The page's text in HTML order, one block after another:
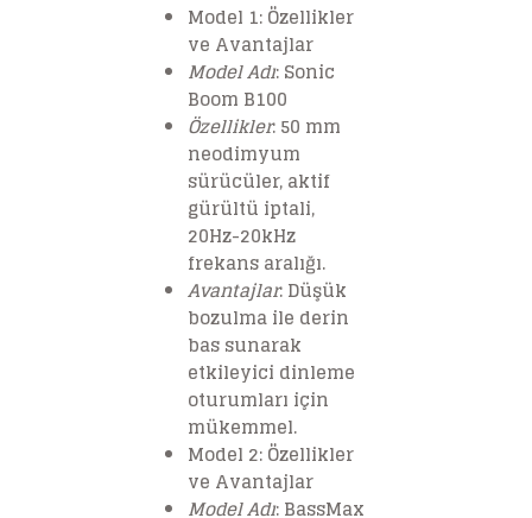
Model 1: Özellikler
ve Avantajlar
Model Adı: Sonic
Boom B100
Özellikler: 50 mm
neodimyum
sürücüler, aktif
gürültü iptali,
20Hz-20kHz
frekans aralığı.
Avantajlar: Düşük
bozulma ile derin
bas sunarak
etkileyici dinleme
oturumları için
mükemmel.
Model 2: Özellikler
ve Avantajlar
Model Adı: BassMax